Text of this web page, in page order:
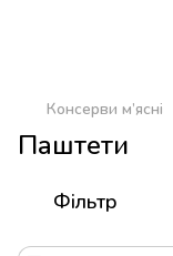
Консерви м’ясні
Паштети
Фільтр